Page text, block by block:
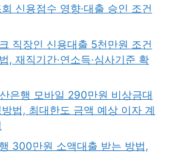
신용점수 영향·대출 승인 조건
직장인 신용대출 5천만원 조건
, 재직기간·연소득·심사기준 확
은행 모바일 290만원 비상금대
법, 최대한도 금액 예상 이자 계
300만원 소액대출 받는 방법,